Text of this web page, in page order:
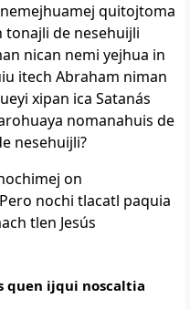
quitojtoma
tonajli de nesehuijli
nican nemi yejhua in
itech Abraham niman
xipan ica Satanás
nomanahuis de
nesehuijli?
on
nochi tlacatl paquia
tlen Jesús
quen ijqui noscaltia